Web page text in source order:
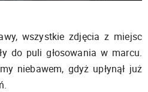
wszystkie zdjęcia z miejsc
do puli głosowania w marcu.
niebawem, gdyż upłynął już